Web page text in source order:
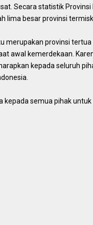
Secara statistik
lima besar provinsi
merupakan provinsi
awal kemerdekaan.
kepada seluruh
kepada semua pihak